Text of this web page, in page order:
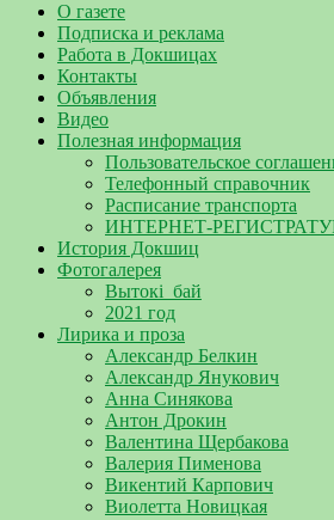
О газете
Подписка и реклама
Работа в Докшицах
Контакты
Объявления
Видео
Полезная информация
Пользовательское
Телефонный справочник
Расписание транспорта
ИНТЕРНЕТ-
История Докшиц
Фотогалерея
Вытокі_бай
2021 год
Лирика и проза
Александр Белкин
Александр Янукович
Анна Синякова
Антон Дрокин
Валентина Щербакова
Валерия Пименова
Викентий Карпович
Виолетта Новицкая